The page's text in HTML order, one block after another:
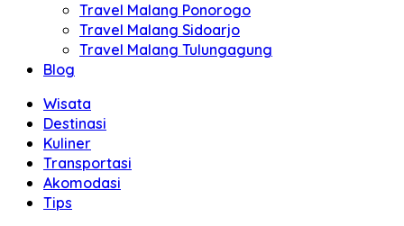
Travel Malang Ponorogo
Travel Malang Sidoarjo
Travel Malang Tulungagung
Blog
Wisata
Destinasi
Kuliner
Transportasi
Akomodasi
Tips